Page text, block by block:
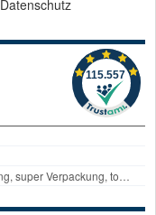
Datenschutz